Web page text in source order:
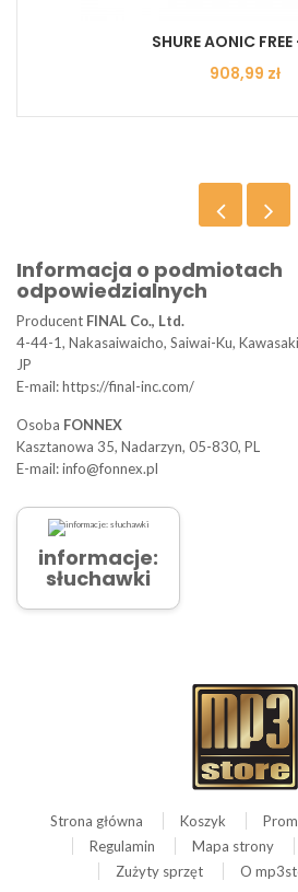
SHURE AONIC
Cena
908,99 zł
Informacja o podmiotach
odpowiedzialnych
Producent FINAL Co., Ltd.
4-44-1, Nakasaiwaicho, Saiwai-Ku,
JP
E-mail: https://final-inc.com/
Osoba FONNEX
Kasztanowa 35, Nadarzyn, 05-830, PL
E-mail: info@fonnex.pl
informacje:
słuchawki
Strona główna Koszyk
Regulamin
Mapa strony
Zużyty sprzęt
O